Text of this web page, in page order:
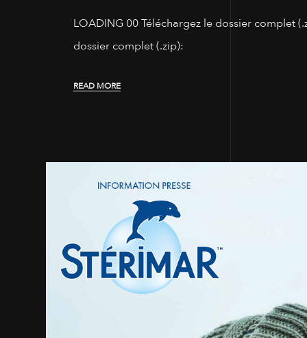
LOADING 00 Téléchargez le dossier
dossier complet (.zip):
READ MORE